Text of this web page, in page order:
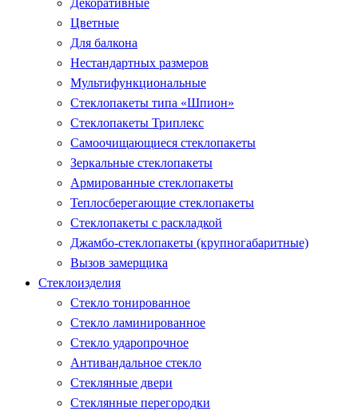
Декоративные
Цветные
Для балкона
Нестандартных размеров
Мультифункциональные
Стеклопакеты типа «Шпион»
Стеклопакеты Триплекс
Самоочищающиеся стеклопакеты
Зеркальные стеклопакеты
Армированные стеклопакеты
Теплосберегающие стеклопакеты
Стеклопакеты с раскладкой
Джамбо-стеклопакеты (крупногабаритные)
Вызов замерщика
Стеклоизделия
Стекло тонированное
Стекло ламинированное
Стекло ударопрочное
Антивандальное стекло
Стеклянные двери
Стеклянные перегородки